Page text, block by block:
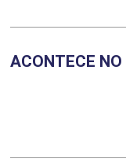
ÁLGEBRA
ANALÍTICA
ADRIANO
ACONTECE NO